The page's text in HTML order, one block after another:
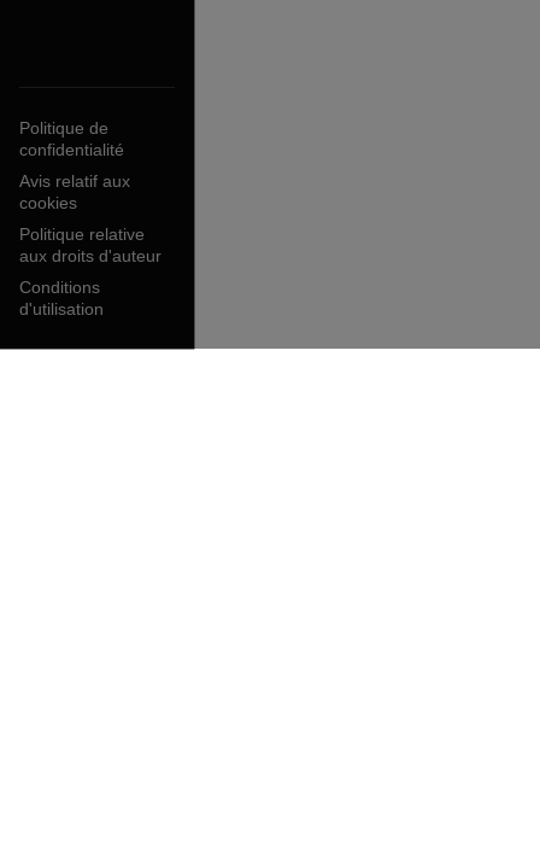
Politique de
confidentialité
Avis relatif aux
cookies
Politique relative
aux droits d'auteur
Conditions
d'utilisation